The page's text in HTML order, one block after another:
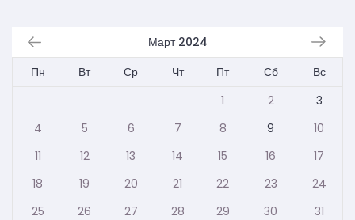
Март 2024
Пн
Вт Ср Чт Пт Сб
Вс
1
2
3
4
5 6 7 8 9
10
11
12 13 14 15 16
17
18
19 20 21 22 23
24
25
26 27 28 29 30 31